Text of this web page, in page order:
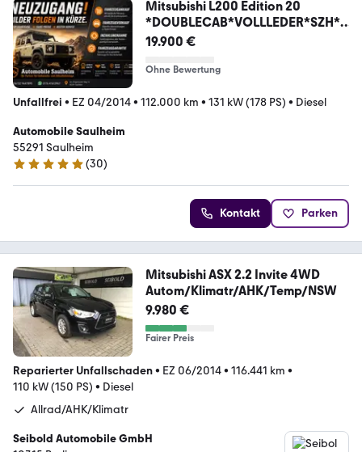
Mitsubishi L200 Edition 20
*DOUBLECAB*VOLLLEDER*SZH*A
HK*
19.900 €
Ohne Bewertung
Unfallfrei • EZ 04/2014• 112.000 km • 131 kW (178 PS) • Diesel
Automobile Saulheim
55291 Saulheim
4.8 Sterne
(30)
Kontakt Parken
Mitsubishi ASX 2.2 Invite 4WD
Autom/Klimatr/AHK/Temp/NSW
9.980 €
Fairer Preis
Reparierter Unfallschaden• EZ 06/2014• 116.441 km •
110 kW (150 PS) • Diesel
Allrad/AHK/Klimatr
Seibold Automobile GmbH